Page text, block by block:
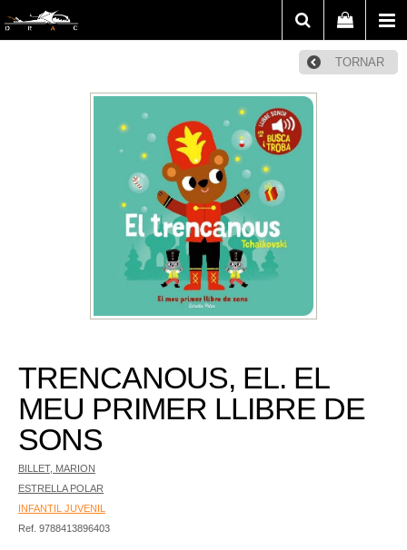
TORNAR
TRENCANOUS, EL. EL
MEU PRIMER LLIBRE DE
SONS
BILLET, MARION
ESTRELLA POLAR
INFANTIL JUVENIL
Ref. 9788413896403